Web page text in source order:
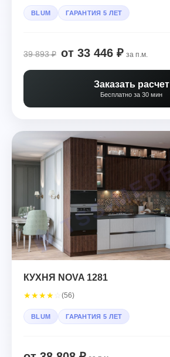
BLUM ГАРАНТИЯ 5 ЛЕТ
39 893 ₽ от 33 446 ₽ за п.м.
Заказать расчет
Бесплатно за 30 мин
КУХНЯ NOVA 1281
★★★★ (56)
BLUM ГАРАНТИЯ 5 ЛЕТ